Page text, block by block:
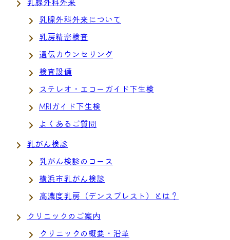
乳腺外科外来について
乳房精密検査
遺伝カウンセリング
検査設備
ステレオ・エコーガイド下生検
MRIガイド下生検
よくあるご質問
乳がん検診
乳がん検診のコース
横浜市乳がん検診
高濃度乳房（デンスブレスト）とは？
クリニックのご案内
クリニックの概要・沿革